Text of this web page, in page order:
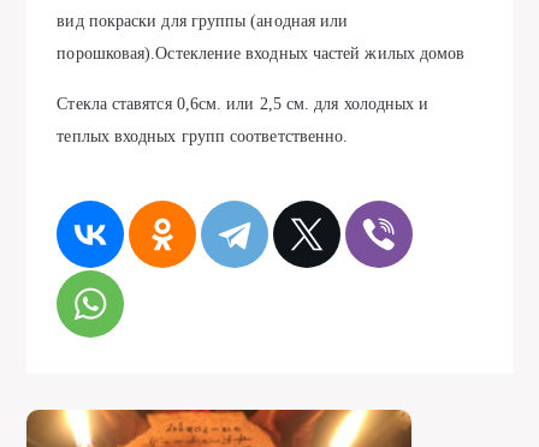
вид покраски для группы (анодная или
порошковая).Остекление входных частей жилых домов
Стекла ставятся 0,6см. или 2,5 см. для холодных и
теплых входных групп соответственно.